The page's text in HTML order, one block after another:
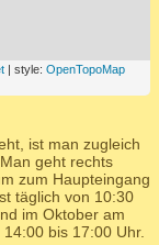
| style: OpenTopoMap
ist man zugleich
geht rechts
zum Haupteingang
täglich von 10:30
im Oktober am
bis 17:00 Uhr.